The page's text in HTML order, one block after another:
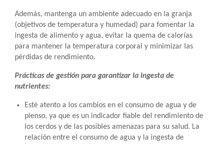
Además, mantenga un ambiente adecuado en la granja
(objetivos de temperatura y humedad) para fomentar la
ingesta de alimento y agua, evitar la quema de calorías
para mantener la temperatura corporal y minimizar las
pérdidas de rendimiento.
Prácticas de gestión para garantizar la ingesta de
nutrientes:
Esté atento a los cambios en el consumo de agua y de
pienso, ya que es un indicador fiable del rendimiento de
los cerdos y de las posibles amenazas para su salud. La
relación entre el consumo de agua y la ingesta de